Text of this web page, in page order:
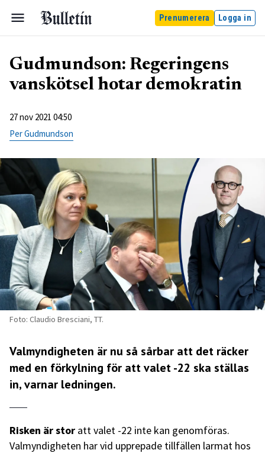
Prenumerera Logga in
Gudmundson: Regeringens
vanskötsel hotar demokratin
27 nov 2021 04:50
Per Gudmundson
Foto: Claudio Bresciani, TT.
Valmyndigheten är nu så sårbar att det räcker
med en förkylning för att valet -22 ska ställas
in, varnar ledningen.
Risken är stor att valet -22 inte kan genomföras.
Valmyndigheten har vid upprepade tillfällen larmat hos